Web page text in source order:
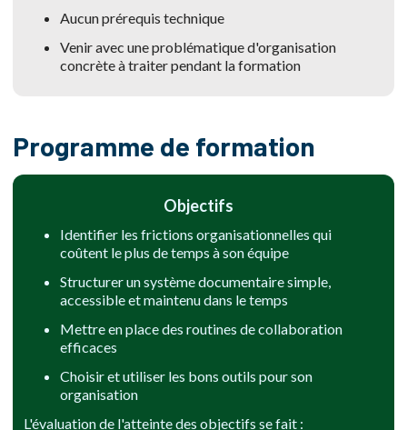
Aucun prérequis technique
Venir avec une problématique d'organisation
concrète à traiter pendant la formation
Programme de formation
Objectifs
Identifier les frictions organisationnelles qui
coûtent le plus de temps à son équipe
Structurer un système documentaire simple,
accessible et maintenu dans le temps
Mettre en place des routines de collaboration
efficaces
Choisir et utiliser les bons outils pour son
organisation
L'évaluation de l'atteinte des objectifs se fait :